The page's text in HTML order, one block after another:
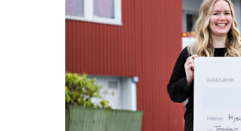
Det begynte da hun hjalp 10
legge julegaver under treet for
hennes Hjelp mæ å hjelpe
forbruksvarer året rundt.
Les mer